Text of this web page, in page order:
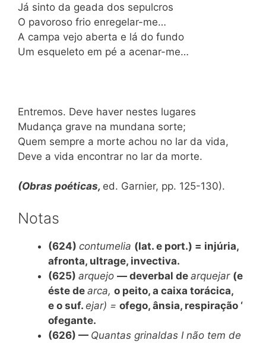
Já sinto da geada dos sepulcros
O pavoroso frio enregelar-me…
A campa vejo aberta e lá do fundo
Um esqueleto em pé a acenar-me…
Entremos. Deve haver nestes lugares
Mudança grave na mundana sorte;
Quem sempre a morte achou no lar da vida,
Deve a vida encontrar no lar da morte.
(Obras poéticas, ed. Garnier, pp. 125-130).
Notas
(624) contumelia (lat. e port.) = injúria,
afronta, ultrage, invectiva.
(625) arquejo — deverbal de arquejar (e
éste de arca, o peito, a caixa torácica,
e o suf. ejar) = ofego, ânsia, respiração ‘
ofegante.
(626) — Quantas grinaldas I não tem de